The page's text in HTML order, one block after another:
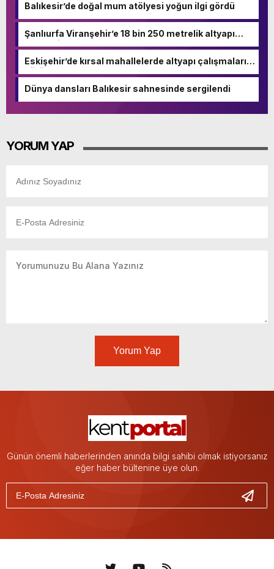
Balıkesir’de doğal mum atölyesi yoğun ilgi gördü
Şanlıurfa Viranşehir’e 18 bin 250 metrelik altyapı
hamlesi
Eskişehir’de kırsal mahallelerde altyapı çalışmaları
sürüyor
Dünya dansları Balıkesir sahnesinde sergilendi
YORUM YAP
Yorum Yap
Günün önemli haberlerinden anında bilgi sahibi olmak istiyorsanız
eğer haber bültenine üye olun.